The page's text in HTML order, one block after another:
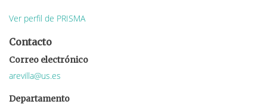
navegación
Ver perfil de PRISMA
Contacto
Correo electrónico
arevilla@us.es
Departamento